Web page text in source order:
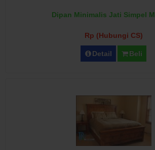
Dipan Minimalis Jati Simpel
Rp (Hubungi CS)
Detail Beli